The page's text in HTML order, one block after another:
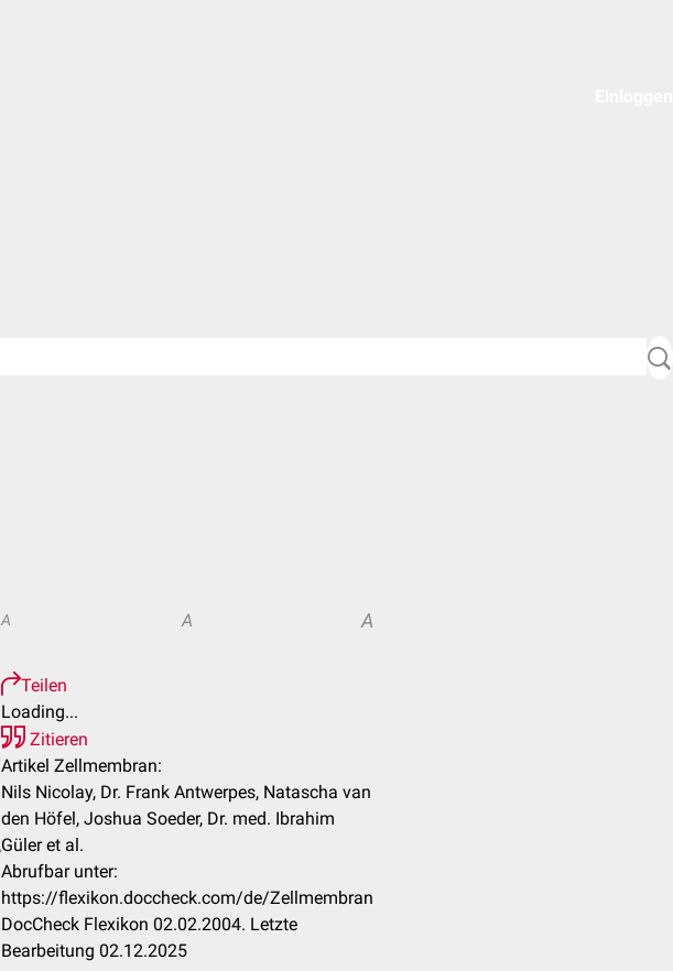
A A A
Teilen
Loading...
Zitieren
Artikel Zellmembran:
Nils Nicolay, Dr. Frank Antwerpes, Natascha van
den Höfel, Joshua Soeder, Dr. med. Ibrahim
Güler et al.
Abrufbar unter:
https://flexikon.doccheck.com/de/Zellmembran
DocCheck Flexikon 02.02.2004. Letzte
Bearbeitung 02.12.2025